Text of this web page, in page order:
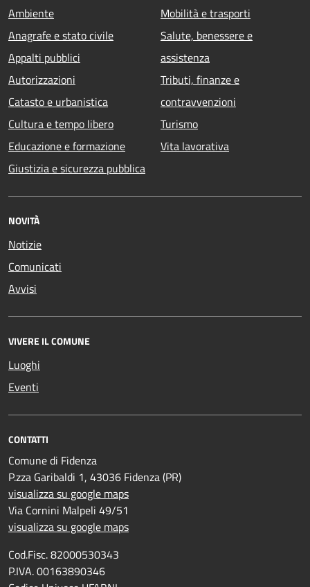
Ambiente
Anagrafe e stato civile
Appalti pubblici
Autorizzazioni
Catasto e urbanistica
Cultura e tempo libero
Educazione e formazione
Giustizia e sicurezza pubblica
Mobilità e trasporti
Salute, benessere e
assistenza
Tributi, finanze e
contravvenzioni
Turismo
Vita lavorativa
NOVITÀ
Notizie
Comunicati
Avvisi
VIVERE IL COMUNE
Luoghi
Eventi
CONTATTI
Comune di Fidenza
P.zza Garibaldi 1, 43036 Fidenza (PR)
visualizza su google maps
Via Cornini Malpeli 49/51
visualizza su google maps
Cod.Fisc. 82000530343
P.IVA. 00163890346